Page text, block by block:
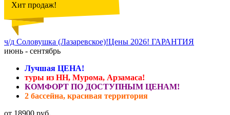
Хит продаж!
ч/д Соловушка (Лазаревское)!Цены 2026! ГАРАНТИЯ
июнь - сентябрь
Лучшая ЦЕНА!
туры из НН, Мурома, Арзамаса!
КОМФОРТ ПО ДОСТУПНЫМ ЦЕНАМ!
2 бассейна, красивая территория
от 18900 руб.